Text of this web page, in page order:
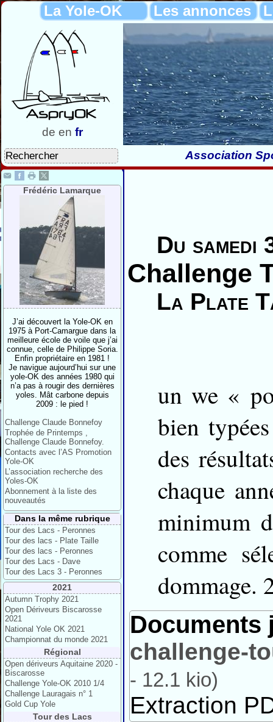
La Yole-OK Les annonces
de en fr
Association
Frédéric Lamarque
J’ai découvert la Yole-OK en
1975 à Port-Camargue dans la
meilleure école de voile que j’ai
connue, celle de Philippe Soria.
Enfin propriétaire en 1981 !
Je navigue aujourd’hui sur une
yole-OK des années 1980 qui
n’a pas à rougir des dernières
yoles. Mât carbone depuis
2009 : le pied !
Challenge Claude Bonnefoy
Trophée de Printemps ,
Challenge Claude Bonnefoy.
Contacts avec l’AS Promotion
Yole-OK
L’association recherche des
Yoles-OK
Abonnement à la liste des
nouveautés
Dans la même rubrique
Tour des Lacs - Peronnes
Tour des lacs - Plate Taille
Tour des lacs - Peronnes
Tour des Lacs - Dave
Tour des Lacs 3 - Peronnes
2021
Autumn Trophy 2021
Open Dériveurs Biscarosse
2021
National Yole OK 2021
Championnat du monde 2021
Régional
Open dériveurs Aquitaine 2020 -
Biscarosse
Challenge Yole-OK 2010 1/4
Challenge Lauragais n° 1
Gold Cup Yole
Tour des Lacs
Du
Challenge
La Plate
un we «
bien
des
chaque
minimum
comme
dommage.
Documents
challenge-
- 12.1 kio)
Extraction